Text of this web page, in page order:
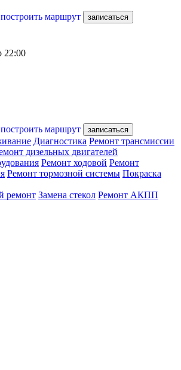
построить маршрут записаться
22:00
построить маршрут записаться
Диагностика Ремонт трансмиссии
дизельных двигателей
Ремонт ходовой Ремонт
Ремонт тормозной системы Покраска
ремонт Замена стекол Ремонт АКПП